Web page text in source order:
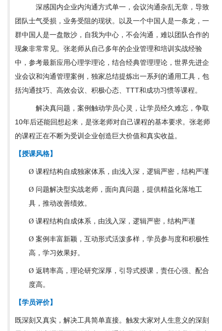
深感国内企业内沟通方式单一，会议沟通杂乱无章，导致
团队士气受损，业务受阻的现状。以及一个中国人是一条龙，一
群中国人是一盘散沙，自我为中心，不会沟通，难以团队合作的
现象非常常见。张老师从自己多年的企业管理和培训实战经验
中，参考最新应用心理学理论，结合经典管理理论，世界先进企
业会议和沟通管理案例，独家总结提炼出一系列的通用工具，包
括沟通技巧、高效会议、积极心态、TTT和成功习惯等课程。
解决真问题，案例触动学员心灵，让学员经久难忘，争取
10年后还能回想起来，是张老师对自己课程的基本要求。张老师
的课程正在不断为受训企业创造巨大价值和真实收益。
【授课风格】
Ø 课程结构自成独家体系，由浅入深，逻辑严密，结构严谨
Ø 问题解决型实战老师，面向真问题，提供精益化落地工
具，推动改善绩效。
Ø 课程结构自成体系，由浅入深，逻辑严密，结构严谨
Ø 案例丰富新颖，互动形式活泼多样，学员参与度和积极性
高，学习效果好。
Ø 返聘率高，理论研究深厚，引导式授课，责任心强、配合
度高。
【学员评价】
既深刻又真实，解决工具简单直接。触发大家对人生意义的深刻